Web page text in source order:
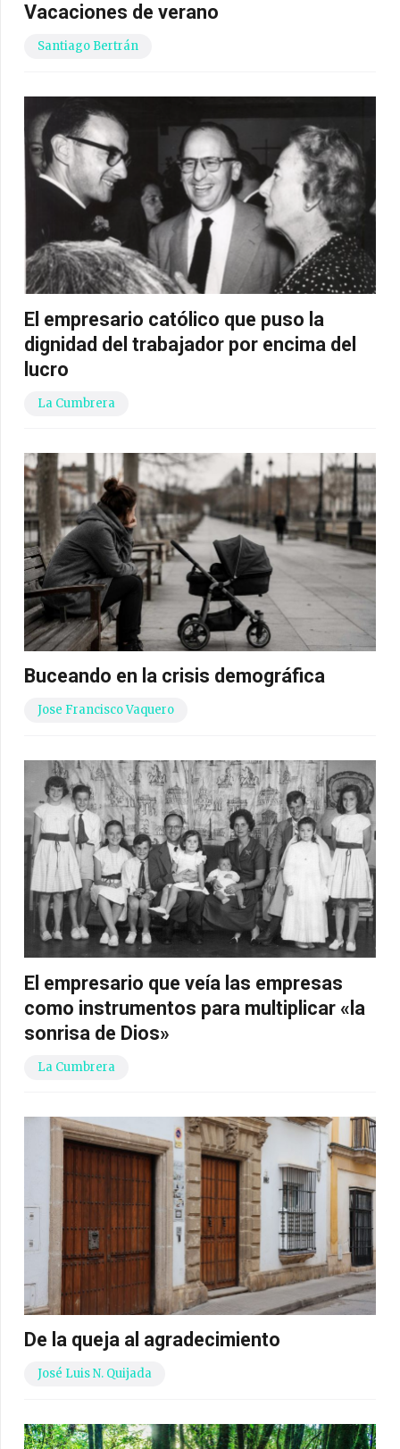
Vacaciones de verano
Santiago Bertrán
El empresario católico que puso la
dignidad del trabajador por encima del
lucro
La Cumbrera
Buceando en la crisis demográfica
Jose Francisco Vaquero
El empresario que veía las empresas
como instrumentos para multiplicar «la
sonrisa de Dios»
La Cumbrera
De la queja al agradecimiento
José Luis N. Quijada